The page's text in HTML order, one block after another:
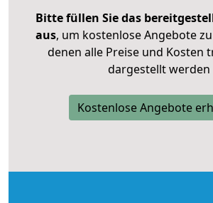
Bitte füllen Sie das
aus, um kostenlose Angebote
denen alle Preise und Kosten
dargestellt werden
Kostenlose Angebote